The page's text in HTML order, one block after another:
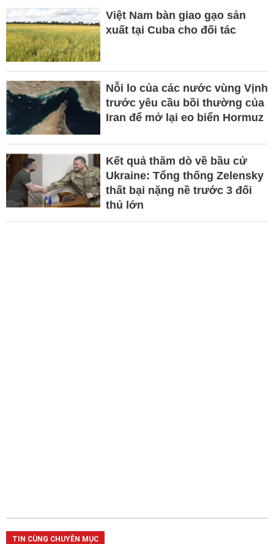
Việt Nam bàn giao gạo sản
xuất tại Cuba cho đối tác
Nỗi lo của các nước vùng Vịnh
trước yêu cầu bồi thường của
Iran để mở lại eo biển Hormuz
Kết quả thăm dò về bầu cử
Ukraine: Tổng thống Zelensky
thất bại nặng nề trước 3 đối
thủ lớn
TIN CÙNG CHUYÊN MỤC